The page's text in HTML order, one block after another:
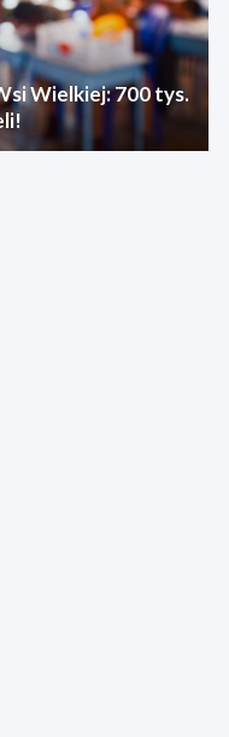
Wielkiej: 700 tys.